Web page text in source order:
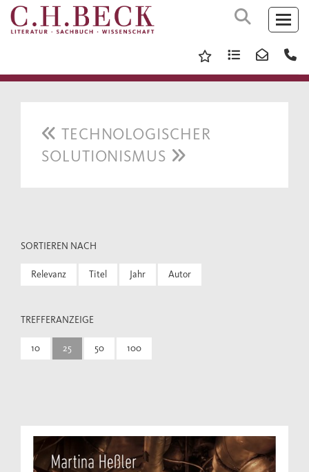
TECHNOLOGISCHER
SOLUTIONISMUS
SORTIEREN NACH
Relevanz Titel Jahr Autor
TREFFERANZEIGE
10 25 50 100